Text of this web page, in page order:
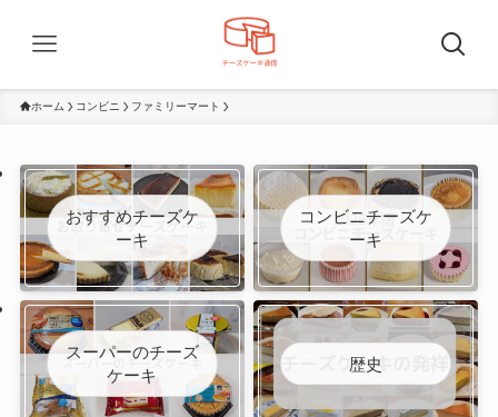
ホーム コンビニ ファミリーマート
おすすめチーズケ
ーキ
コンビニチーズケ
ーキ
スーパーのチーズ
ケーキ
歴史